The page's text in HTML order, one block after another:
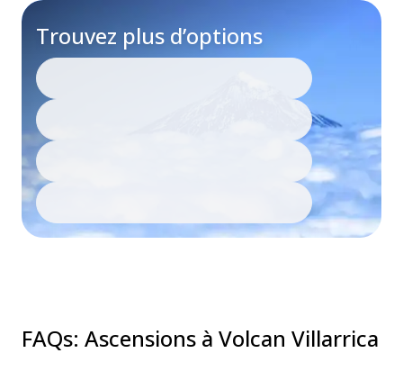
Trouvez plus d’options
FAQs: Ascensions à Volcan Villarrica